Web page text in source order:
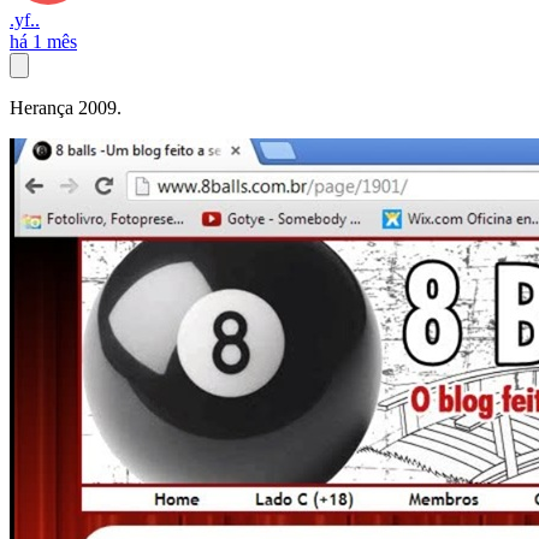
.yf..
há 1 mês
Herança 2009.